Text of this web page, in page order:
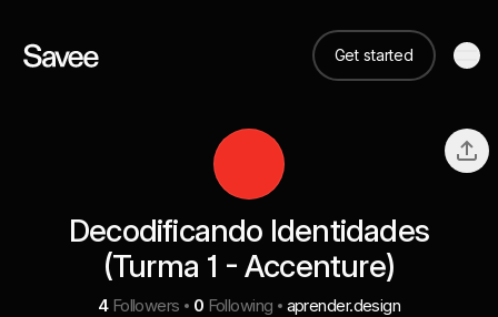
Get started
Decodificando Identidades
(Turma 1 - Accenture)
4 Followers 0 Following aprender.design